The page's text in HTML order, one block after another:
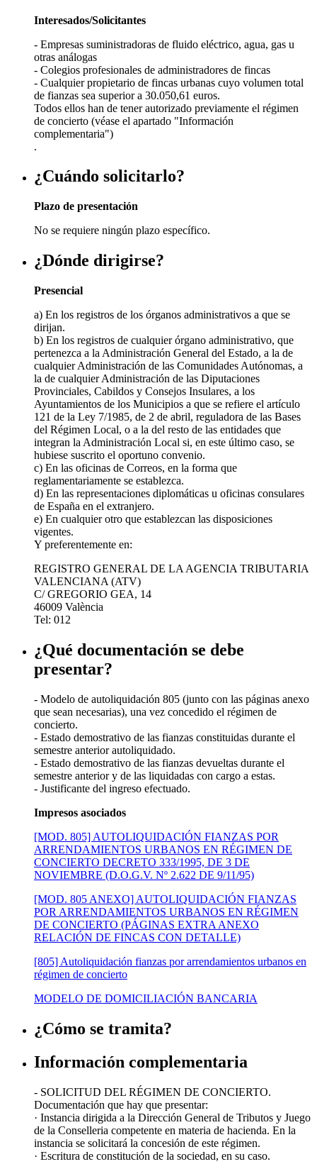
Interesados/Solicitantes
- Empresas suministradoras de fluido eléctrico, agua, gas u
otras análogas
- Colegios profesionales de administradores de fincas
- Cualquier propietario de fincas urbanas cuyo volumen total
de fianzas sea superior a 30.050,61 euros.
Todos ellos han de tener autorizado previamente el régimen
de concierto (véase el apartado "Información
complementaria")
.
¿Cuándo solicitarlo?
Plazo de presentación
No se requiere ningún plazo específico.
¿Dónde dirigirse?
Presencial
a) En los registros de los órganos administrativos a que se
dirijan.
b) En los registros de cualquier órgano administrativo, que
pertenezca a la Administración General del Estado, a la de
cualquier Administración de las Comunidades Autónomas, a
la de cualquier Administración de las Diputaciones
Provinciales, Cabildos y Consejos Insulares, a los
Ayuntamientos de los Municipios a que se refiere el artículo
121 de la Ley 7/1985, de 2 de abril, reguladora de las Bases
del Régimen Local, o a la del resto de las entidades que
integran la Administración Local si, en este último caso, se
hubiese suscrito el oportuno convenio.
c) En las oficinas de Correos, en la forma que
reglamentariamente se establezca.
d) En las representaciones diplomáticas u oficinas consulares
de España en el extranjero.
e) En cualquier otro que establezcan las disposiciones
vigentes.
Y preferentemente en:
REGISTRO GENERAL DE LA AGENCIA TRIBUTARIA
VALENCIANA (ATV)
C/ GREGORIO GEA, 14
46009 València
Tel: 012
¿Qué documentación se debe
presentar?
- Modelo de autoliquidación 805 (junto con las páginas anexo
que sean necesarias), una vez concedido el régimen de
concierto.
- Estado demostrativo de las fianzas constituidas durante el
semestre anterior autoliquidado.
- Estado demostrativo de las fianzas devueltas durante el
semestre anterior y de las liquidadas con cargo a estas.
- Justificante del ingreso efectuado.
Impresos asociados
[MOD. 805] AUTOLIQUIDACIÓN FIANZAS POR
ARRENDAMIENTOS URBANOS EN RÉGIMEN DE
CONCIERTO DECRETO 333/1995, DE 3 DE
NOVIEMBRE (D.O.G.V. Nº 2.622 DE 9/11/95)
[MOD. 805 ANEXO] AUTOLIQUIDACIÓN FIANZAS
POR ARRENDAMIENTOS URBANOS EN RÉGIMEN
DE CONCIERTO (PÁGINAS EXTRA ANEXO
RELACIÓN DE FINCAS CON DETALLE)
[805] Autoliquidación fianzas por arrendamientos urbanos en
régimen de concierto
MODELO DE DOMICILIACIÓN BANCARIA
¿Cómo se tramita?
Información complementaria
- SOLICITUD DEL RÉGIMEN DE CONCIERTO.
Documentación que hay que presentar:
· Instancia dirigida a la Dirección General de Tributos y Juego
de la Conselleria competente en materia de hacienda. En la
instancia se solicitará la concesión de este régimen.
· Escritura de constitución de la sociedad, en su caso.